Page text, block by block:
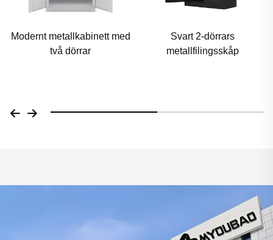
Svart 2-dörrars
metallfilingsskåp
2/3/4-skiktigt utdragbart
skåp med låda –